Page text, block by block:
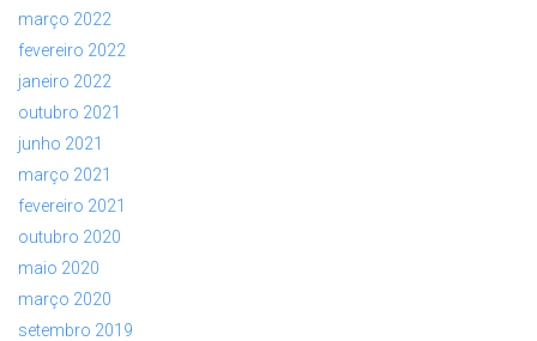
março 2022
fevereiro 2022
janeiro 2022
outubro 2021
junho 2021
março 2021
fevereiro 2021
outubro 2020
maio 2020
março 2020
setembro 2019